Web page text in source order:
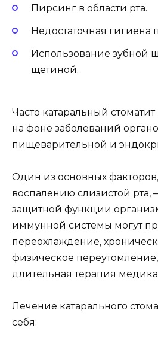
Пирсинг в области рта.
Недостаточная гигиена
Использование зубной
щетиной.
Часто катаральный
на фоне заболеваний
пищеварительной и
Один из основных
воспалению слизистой
защитной функции
иммунной системы могут
переохлаждение,
физическое
длительная терапия
Лечение катарального
себя: